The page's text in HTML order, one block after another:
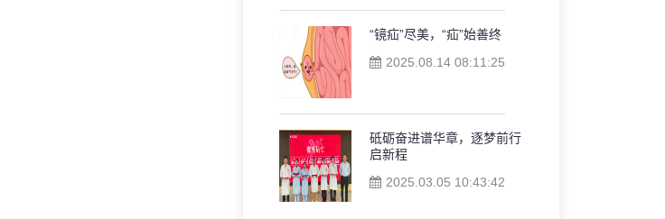
“镜疝”尽美，“疝”始善终
2025.08.14 08:11:25
砥砺奋进谱华章，逐梦前行
启新程
2025.03.05 10:43:42